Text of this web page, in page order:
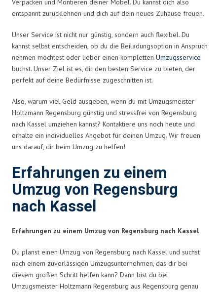
Verpacken und Montieren deiner Möbel. Du kannst dich also
entspannt zurücklehnen und dich auf dein neues Zuhause freuen.
Unser Service ist nicht nur günstig, sondern auch flexibel. Du
kannst selbst entscheiden, ob du die Beiladungsoption in Anspruch
nehmen möchtest oder lieber einen kompletten Umzugsservice
buchst. Unser Ziel ist es, dir den besten Service zu bieten, der
perfekt auf deine Bedürfnisse zugeschnitten ist.
Also, warum viel Geld ausgeben, wenn du mit Umzugsmeister
Holtzmann Regensburg günstig und stressfrei von Regensburg
nach Kassel umziehen kannst? Kontaktiere uns noch heute und
erhalte ein individuelles Angebot für deinen Umzug. Wir freuen
uns darauf, dir beim Umzug zu helfen!
Erfahrungen zu einem
Umzug von Regensburg
nach Kassel
Erfahrungen zu einem Umzug von Regensburg nach Kassel
Du planst einen Umzug von Regensburg nach Kassel und suchst
nach einem zuverlässigen Umzugsunternehmen, das dir bei
diesem großen Schritt helfen kann? Dann bist du bei
Umzugsmeister Holtzmann Regensburg aus Regensburg genau